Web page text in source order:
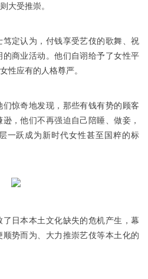
大受推崇。
定认为，付钱享受艺伎的歌舞、祝
商业活动。他们自诩给予了女性平
性应有的人格尊严。
惊奇地发现，那些有钱有势的顾客
，他们不再强迫自己陪睡、做妾，
一跃成为新时代女性甚至国粹的标
日本本土文化缺失的危机产生，幕
势而为、大力推崇艺伎等本土化的